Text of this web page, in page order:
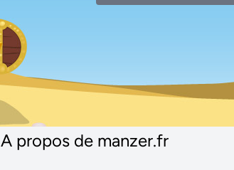
A propos de manzer.fr